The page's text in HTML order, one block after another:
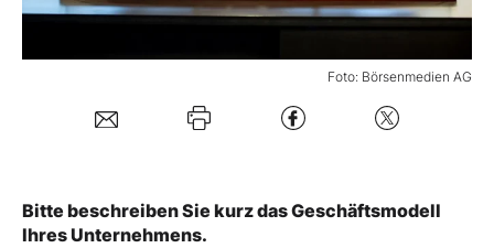
Foto: Börsenmedien AG
Bitte beschreiben Sie kurz das Geschäftsmodell
Ihres Unternehmens.